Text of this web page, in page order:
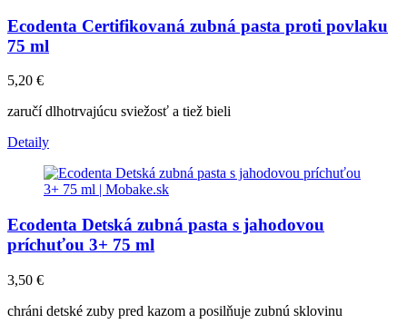
Ecodenta Certifikovaná zubná pasta proti povlaku
75 ml
5,20 €
zaručí dlhotrvajúcu sviežosť a tiež bieli
Detaily
Ecodenta Detská zubná pasta s jahodovou
príchuťou 3+ 75 ml
3,50 €
chráni detské zuby pred kazom a posilňuje zubnú sklovinu